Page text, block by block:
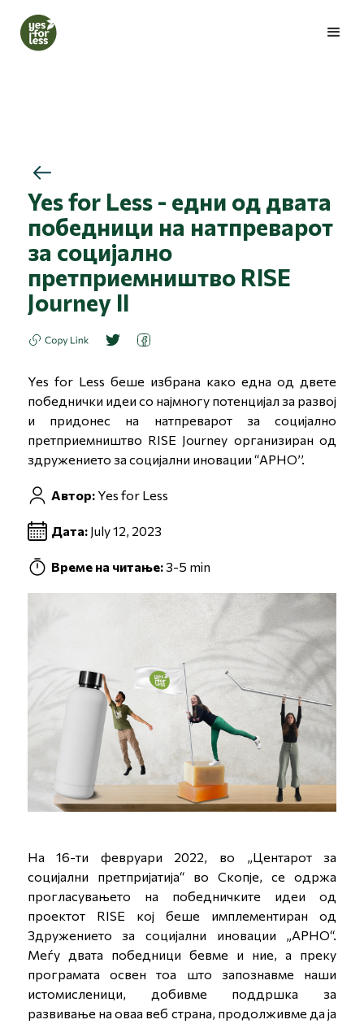
Yes for Less - едни од двата
победници на натпреварот
за социјално
претприемништво RISE
Journey II
Yes for Less беше избрана како една од двете
победнички идеи со најмногу потенцијал за развој
и придонес на натпреварот за социјално
претприемништво RISE Journey организиран од
здружението за социјални иновации ‘‘АРНО’’.
Автор: Yes for Less
Дата: July 12, 2023
Време на читање:3-5 min
На 16-ти февруари 2022, во „Центарот за
социјални претпријатија“ во Скопје, се одржа
прогласувањето на победничките идеи од
проектот RISE кој беше имплементиран од
Здружението за социјални иновации „АРНО“.
Меѓу двата победници бевме и ние, а преку
програмата освен тоа што запознавме наши
истомисленици, добивме поддршка за
развивање на оваа веб страна, продолживме да ја